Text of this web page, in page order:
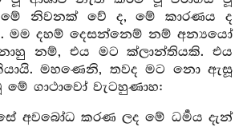
නිවනක් වේ ද, මේ කාරණය ද
මම දහම් දෙසන්නෙම් නම් අන්‍යයෝ
නම්, එය මට ක්ලාන්තියකි. එය
මහණෙනි, තවද මට නො ඇසූ
මේ ගාථාවෝ වැටහුණාහ:
අවබෝධ කරණ ලද මේ ධර්‍මය දැන්